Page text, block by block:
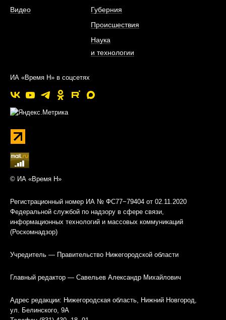
Видео
Губерния
Происшествия
Наука
и технологии
ИА «Время Н» в соцсетях
© ИА «Время Н»
Регистрационный номер ИА № ФС77−79404 от 02.11.2020
Федеральной службой по надзору в сфере связи,
информационных технологий и массовых коммуникаций
(Роскомнадзор)
Учредитель — Правительство Нижегородской области
Главный редактор — Савельев Александр Михайлович
Адрес редакции: Нижегородская область, Нижний Новгород,
ул. Белинского, 9А